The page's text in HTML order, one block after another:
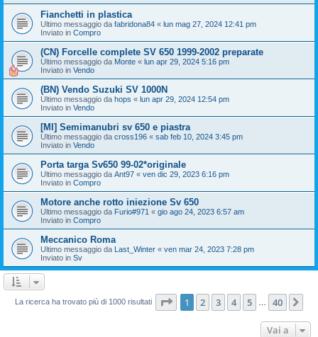
Fianchetti in plastica
Ultimo messaggio da fabridona84 « lun mag 27, 2024 12:41 pm
Inviato in Compro
(CN) Forcelle complete SV 650 1999-2002 preparate
Ultimo messaggio da Monte « lun apr 29, 2024 5:16 pm
Inviato in Vendo
(BN) Vendo Suzuki SV 1000N
Ultimo messaggio da hops « lun apr 29, 2024 12:54 pm
Inviato in Vendo
[MI] Semimanubri sv 650 e piastra
Ultimo messaggio da cross196 « sab feb 10, 2024 3:45 pm
Inviato in Vendo
Porta targa Sv650 99-02*originale
Ultimo messaggio da Ant97 « ven dic 29, 2023 6:16 pm
Inviato in Compro
Motore anche rotto iniezione Sv 650
Ultimo messaggio da Furio#971 « gio ago 24, 2023 6:57 am
Inviato in Compro
Meccanico Roma
Ultimo messaggio da Last_Winter « ven mar 24, 2023 7:28 pm
Inviato in Sv
La ricerca ha trovato più di 1000 risultati Pagina di 40
1 2 3 4 5 40
Vai a